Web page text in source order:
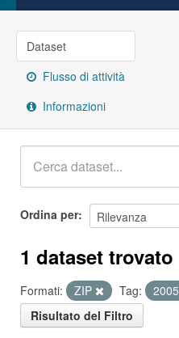
Dataset
Flusso di attività
Informazioni
Ordina per
1 dataset trovato
Formati: ZIP Tag: 2005
Risultato del Filtro